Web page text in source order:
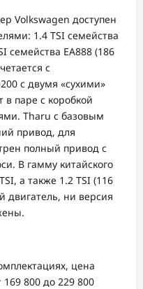
Volkswagen доступен
1.4 TSI семейства
семейства EA888 (186
с
с двумя «сухими»
в паре с коробкой
Tharu с базовым
привод, для
полный привод с
В гамму китайского
а также 1.2 TSI (116
двигатель, ни версия
цена
800 до 229 800